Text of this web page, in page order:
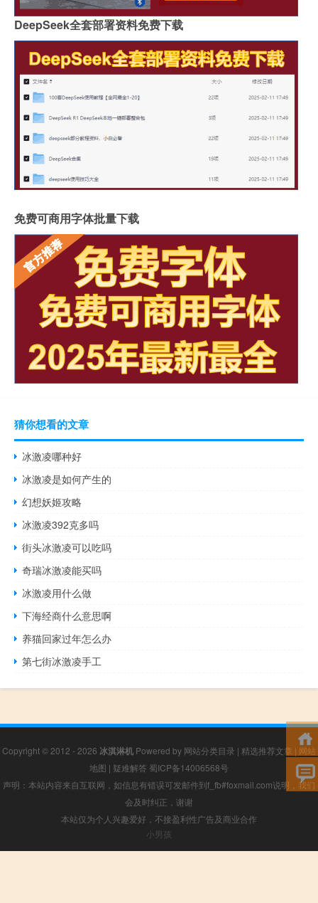
DeepSeek全套部署资料免费下载
免费可商用字体批量下载
猜你想看的文章
冰激凌哪种好
冰激凌是如何产生的
幻想妖姬攻略
冰激凌392克多吗
街头冰激凌可以吃吗
奇瑞冰激凌能买吗
冰激凌用什么做
下海经商什么意思啊
养猫回家过年怎么办
第七街冰激凌手工
Copyright © 2012 - 2026 冰淇淋机 Powered by 网站分类目录 | 精选推荐文章 | 网站
地图 | 疑难解答 蜀ICP备14006568号
声明：本站内容来自互联网，如信息有错误可发邮件到f_fb#foxmail.com说明，我们
会及时纠正，谢谢
本站仅为个人兴趣爱好，不接盈利性广告及商业合作
小男孩